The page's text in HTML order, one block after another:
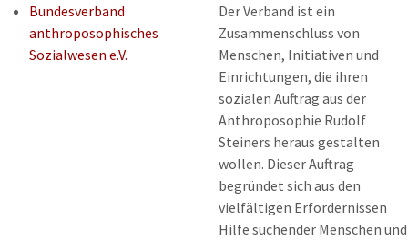
Bundesverband
anthroposophisches
Sozialwesen e.V.
Der Verband ist ein
Zusammenschluss von
Menschen, Initiativen und
Einrichtungen, die ihren
sozialen Auftrag aus der
Anthroposophie Rudolf
Steiners heraus gestalten
wollen. Dieser Auftrag
begründet sich aus den
vielfältigen Erfordernissen
Hilfe suchender Menschen und